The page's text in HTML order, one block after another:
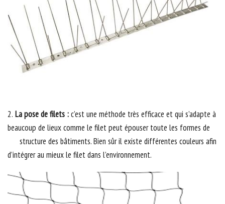
2. La pose de filets :c’est une méthode très efficace et qui s’adapte à
beaucoup de lieux comme le filet peut épouser toute les formes de
structure des bâtiments. Bien sûr il existe différentes couleurs afin
d’intégrer au mieux le filet dans l’environnement.